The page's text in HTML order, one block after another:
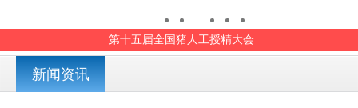
第十五届全国猪人工授精大会
新闻资讯